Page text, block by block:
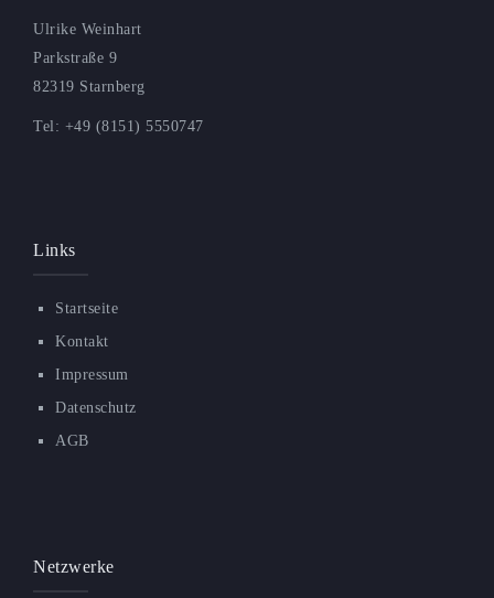
Ulrike Weinhart
Parkstraße 9
82319 Starnberg
Tel: +49 (8151) 5550747
Links
Startseite
Kontakt
Impressum
Datenschutz
AGB
Netzwerke